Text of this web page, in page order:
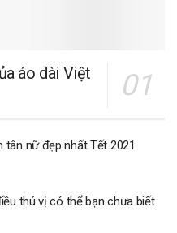
áo dài Việt
nữ đẹp nhất Tết 2021
thú vị có thể bạn chưa biết